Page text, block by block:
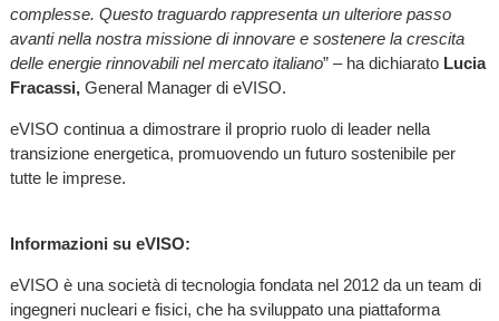
complesse. Questo traguardo rappresenta un ulteriore passo
avanti nella nostra missione di innovare e sostenere la crescita
delle energie rinnovabili nel mercato italiano” – ha dichiarato Lucia
Fracassi, General Manager di eVISO.
eVISO continua a dimostrare il proprio ruolo di leader nella
transizione energetica, promuovendo un futuro sostenibile per
tutte le imprese.
Informazioni su eVISO:
eVISO è una società di tecnologia fondata nel 2012 da un team di
ingegneri nucleari e fisici, che ha sviluppato una piattaforma